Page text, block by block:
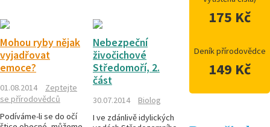
Mohou ryby nějak
vyjadřovat
emoce?
01.08.2014
Zeptejte
se přírodovědců
Podíváme-li se do očí
Nebezpeční
živočichové
Středomoří, 2.
část
30.07.2014
Biolog
I ve zdánlivě idylických
175 Kč
Deník přírodovědce
149 Kč